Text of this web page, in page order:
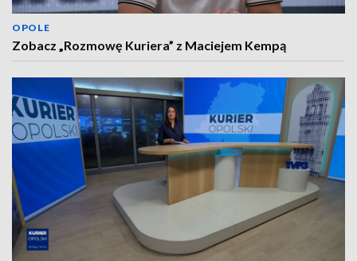
OPOLE
Zobacz „Rozmowę Kuriera” z Maciejem Kempą